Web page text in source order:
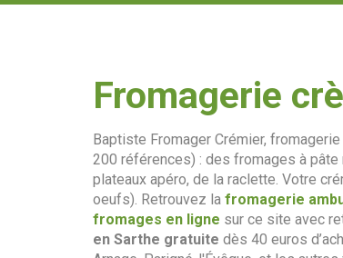
Fromagerie
Baptiste Fromager Crémier,
200 références) : des fromages à
plateaux apéro, de la raclette. Votre
oeufs). Retrouvez la fromagerie
fromages en ligne sur ce site avec
en Sarthe gratuite dès 40 euros